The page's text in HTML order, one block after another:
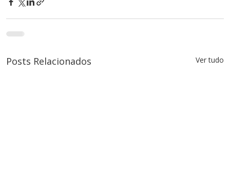
Posts Relacionados Ver tudo